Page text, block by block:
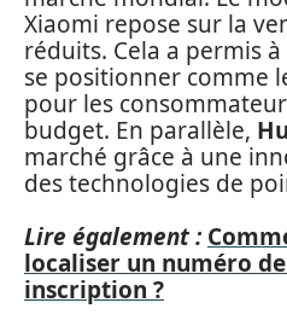
Xiaomi repose sur la
réduits. Cela a permis
se positionner comme
pour les
budget. En parallèle,
marché grâce à une
des technologies de
Lire également :
localiser un numéro
inscription ?